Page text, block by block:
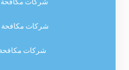
شركات
شركات مكافحة
شركات